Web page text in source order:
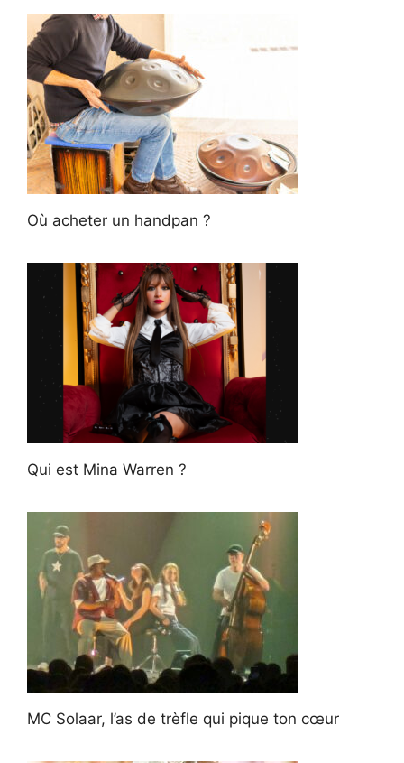
Où acheter un handpan ?
Qui est Mina Warren ?
MC Solaar, l’as de trèfle qui pique ton cœur